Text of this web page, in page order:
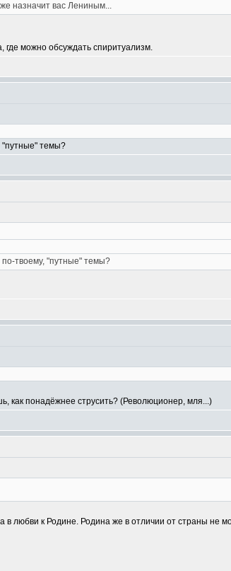
назначит вас Лениным...
где можно обсуждать спиритуализм.
"путные" темы?
твоему, "путные" темы?
как понадёжнее струсить? (Революционер, мля...)
любви к Родине. Родина же в отличии от страны не